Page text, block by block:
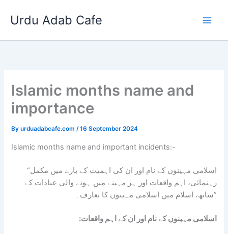
Urdu Adab Cafe
Islamic months name and
importance
Byurduadabcafe.com/16 September 2024
Islamic months name and important incidents:-
“اسلامی مہینوں کے نام اور ان کی اہمیت کے بارے میں مکمل
رہنمائی، اہم واقعات اور ہر مہینے میں ہونے والی عبادات کے
ساتھ، اسلام میں اسلامی مہینوں کا تعارف۔”
:اسلامی مہینوں کے نام اور ان کے اہم واقعات